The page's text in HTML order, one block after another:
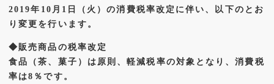
2026.05.26
約順となります
2026.05.23
2019年10月1日（火）の消費税率改定に伴い、以下のとお
り変更を行います。
◆販売商品の税率改定
食品（茶、菓子）は原則、軽減税率の対象となり、消費税
率は8％です。